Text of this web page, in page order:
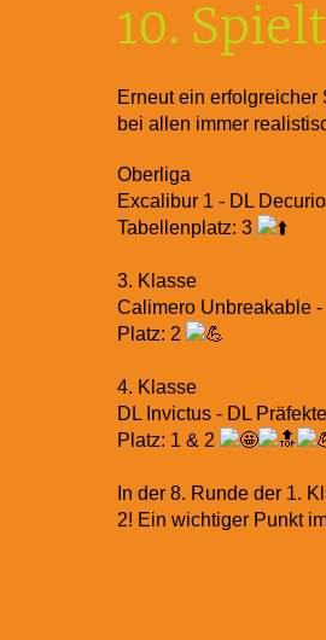
10.
Erneut ein
bei allen immer
Oberliga
Excalibur 1 - DL
Tabellenplatz: 3
3. Klasse
Calimero Unbreakable
Platz: 2
4. Klasse
DL Invictus - DL
Platz: 1 & 2
In der 8. Runde der 1.
2! Ein wichtiger Punkt